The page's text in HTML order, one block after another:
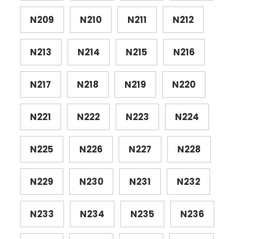
N209 N210 N211 N212
N213 N214 N215 N216
N217 N218 N219 N220
N221 N222 N223 N224
N225 N226 N227 N228
N229 N230 N231 N232
N233 N234 N235 N236